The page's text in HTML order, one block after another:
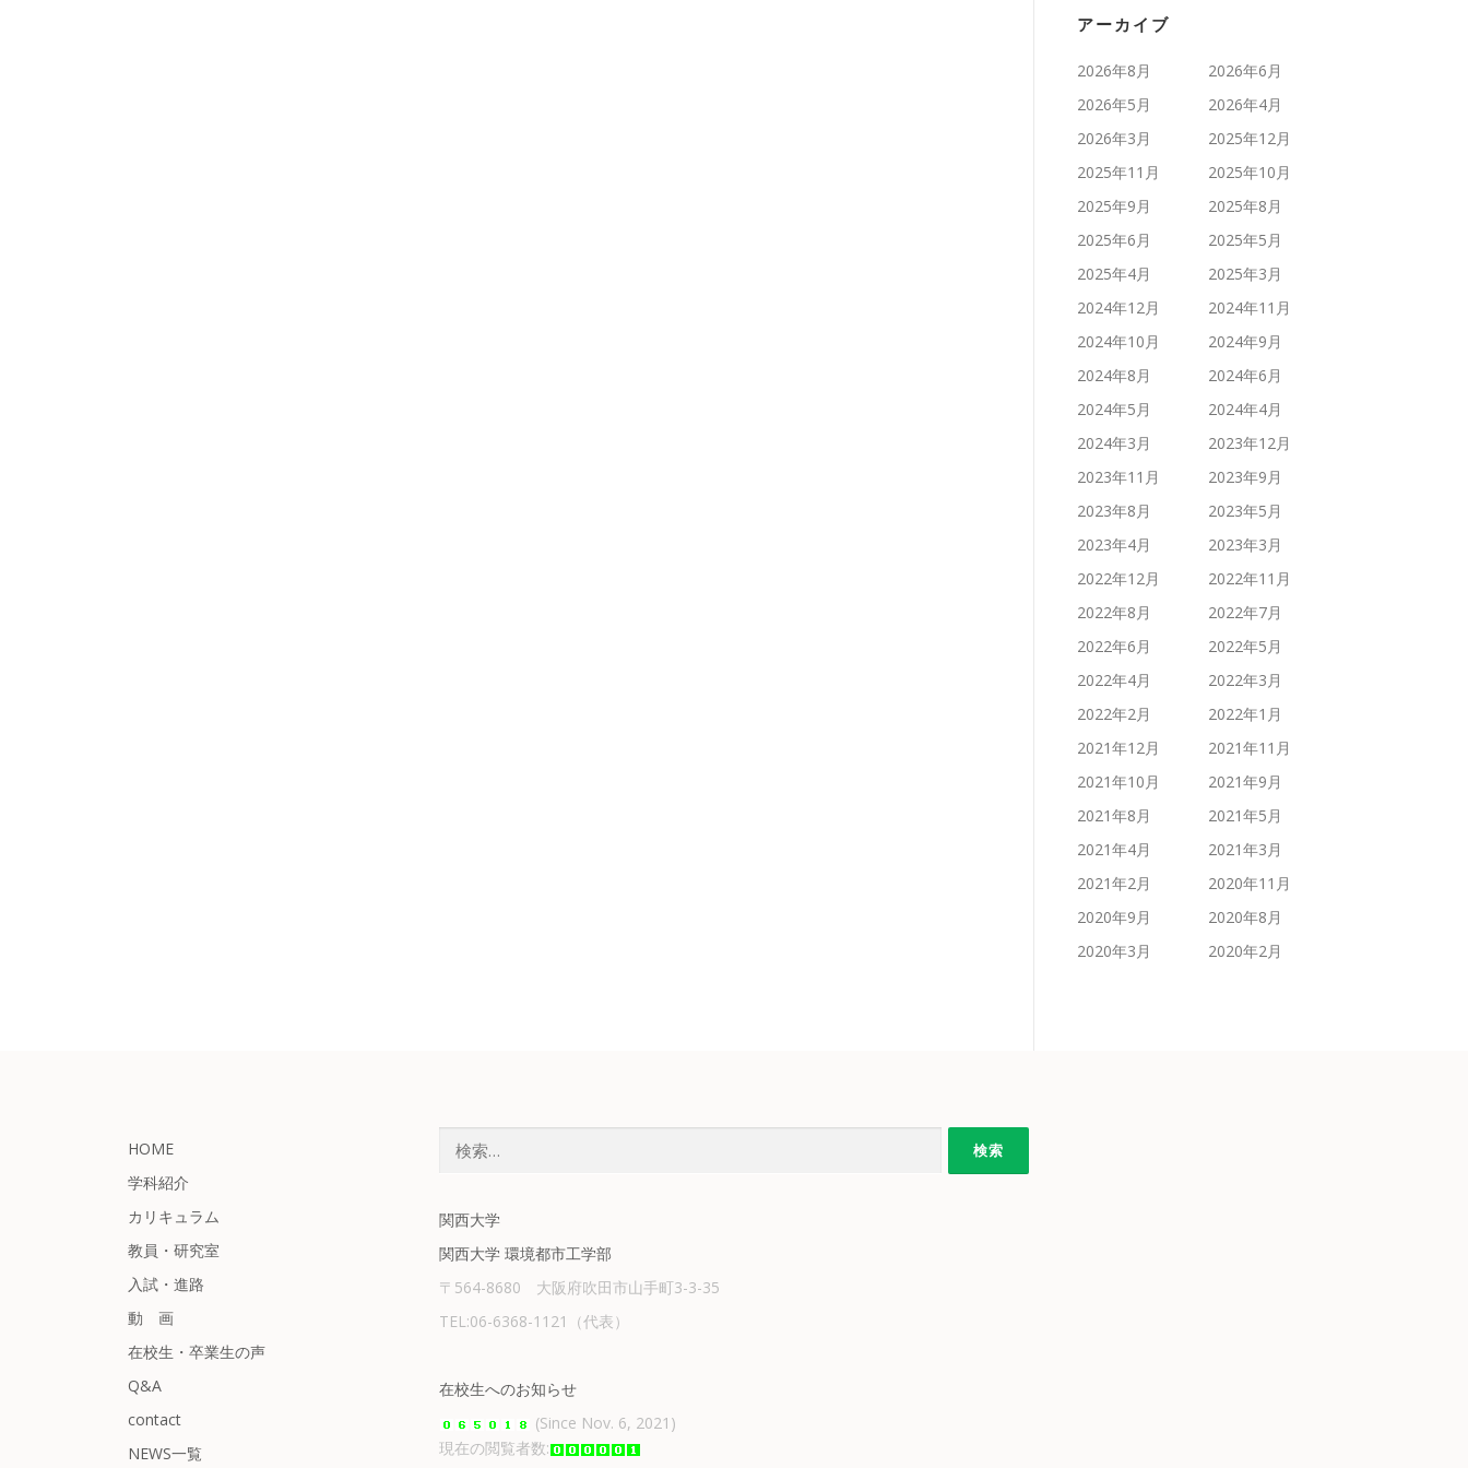
アーカイブ
2026年8月
2026年6月
2026年5月
2026年4月
2026年3月
2025年12月
2025年11月
2025年10月
2025年9月
2025年8月
2025年6月
2025年5月
2025年4月
2025年3月
2024年12月
2024年11月
2024年10月
2024年9月
2024年8月
2024年6月
2024年5月
2024年4月
2024年3月
2023年12月
2023年11月
2023年9月
2023年8月
2023年5月
2023年4月
2023年3月
2022年12月
2022年11月
2022年8月
2022年7月
2022年6月
2022年5月
2022年4月
2022年3月
2022年2月
2022年1月
2021年12月
2021年11月
2021年10月
2021年9月
2021年8月
2021年5月
2021年4月
2021年3月
2021年2月
2020年11月
2020年9月
2020年8月
2020年3月
2020年2月
HOME
学科紹介
カリキュラム
教員・研究室
入試・進路
動 画
在校生・卒業生の声
Q&A
contact
NEWS一覧
関西大学
関西大学 環境都市工学部
〒564-8680 大阪府吹田市山手町3-3-35
TEL:06-6368-1121（代表）
在校生へのお知らせ
(Since Nov. 6, 2021)
現在の閲覧者数: